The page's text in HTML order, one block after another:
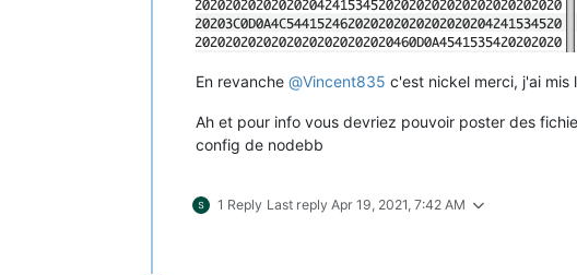
En revanche @Vincent835 c'est nickel merci, j'ai mis
Ah et pour info vous devriez pouvoir poster des
config de nodebb
1 Reply Last reply Apr 19, 2021, 7:42 AM